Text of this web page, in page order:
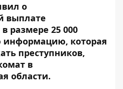
о
выплате
размере 25 000
информацию, которая
преступников,
в
области.